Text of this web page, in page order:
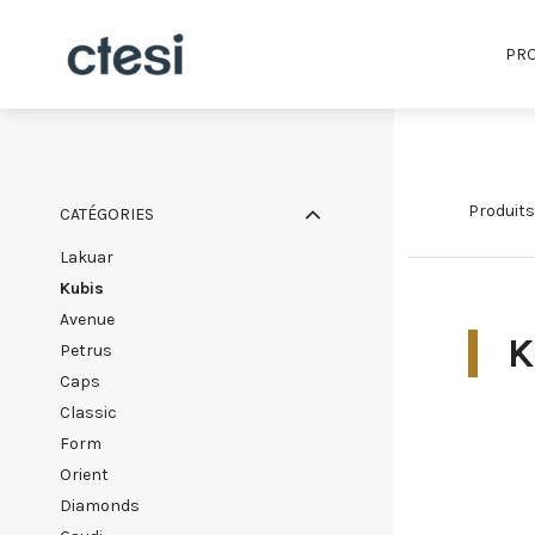
CATÉGORIES
lakuar
kubis
avenue
petrus
caps
classic
form
orient
diamonds
produits